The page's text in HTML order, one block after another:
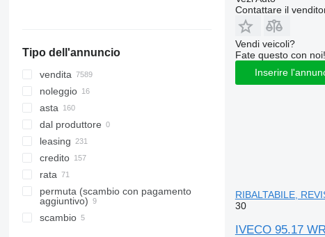
Tipo dell'annuncio
vendita
noleggio
asta
dal produttore
leasing
credito
rata
permuta (scambio con pagamento
aggiuntivo)
scambio
Contattare il
Vendi veicoli?
Fate questo con noi!
Inserire
RIBALTABILE,
30
IVECO 95.17